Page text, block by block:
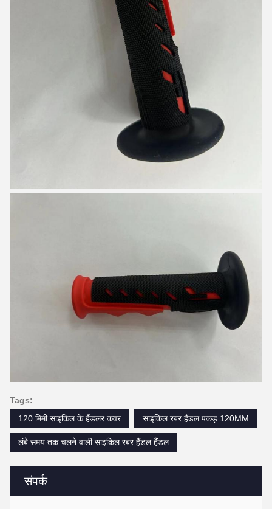
संपर्क
Tags:
120 मिमी साइकिल के हैंडलर कवर
साइकिल रबर हैंडल पकड़ 120MM
लंबे समय तक चलने वाली साइकिल रबर हैंडल हैंडल